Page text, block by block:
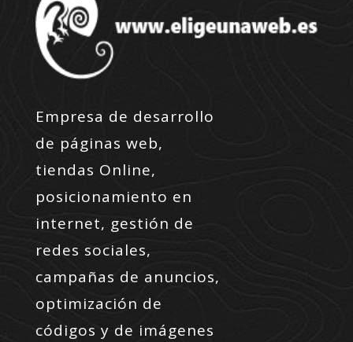
Empresa de desarrollo
de páginas web,
tiendas Online,
posicionamiento en
internet, gestión de
redes sociales,
campañas de anuncios,
optimización de
códigos y de imágenes